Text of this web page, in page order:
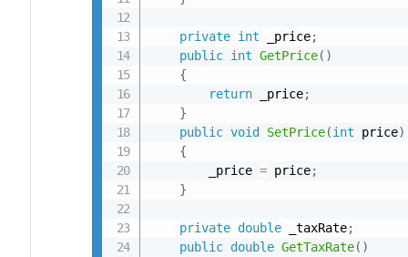
private int _price;
public int GetPrice( )
{
return _price;
}
public void SetPrice(int price)
{
        _price
= price;
}
private double _taxRate;
public double GetTaxRate( )